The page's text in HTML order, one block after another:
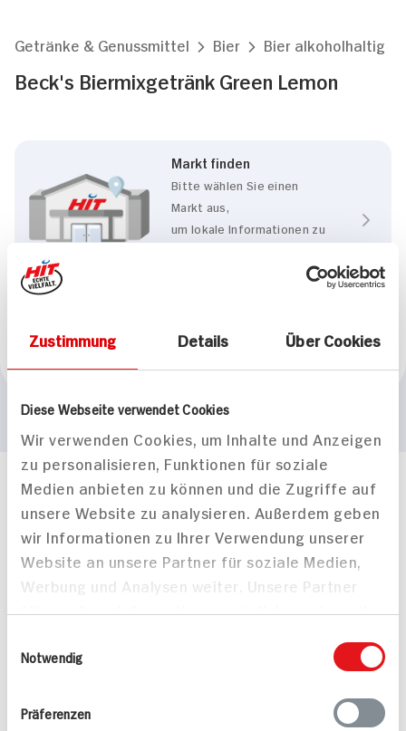
Zustimmung Details Über Cookies
Diese Webseite verwendet Cookies
Wir verwenden Cookies, um Inhalte und Anzeigen
zu personalisieren, Funktionen für soziale
Medien anbieten zu können und die Zugriffe auf
unsere Website zu analysieren. Außerdem geben
wir Informationen zu Ihrer Verwendung unserer
Website an unsere Partner für soziale Medien,
Werbung und Analysen weiter. Unsere Partner
führen diese Informationen möglicherweise mit
bereitgestellt haben oder die sie im Rahmen
Notwendig
Präferenzen
Getränke & Genussmittel Bier Bier alkoholhaltig
Beck's Biermixgetränk Green Lemon
Markt finden
Bitte wählen Sie einen
Markt aus,
um lokale Informationen zu
Marke
Beck's
Häufig gestellte Fragen
Mehr Informationen in unserem FAQ
kontakt
hit.de
Wir beantworten gerne Ihre Fragen
(0228) 42967 0
Angebote & Coupons